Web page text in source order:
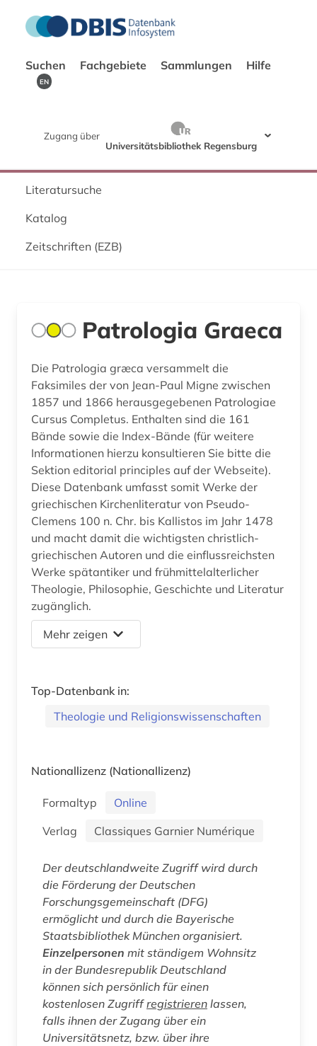
Suchen Fachgebiete Sammlungen Hilfe
EN
Zugang über
Universitätsbibliothek Regensburg
Literatursuche
Katalog
Zeitschriften (EZB)
Patrologia Graeca
Die Patrologia græca versammelt die
Faksimiles der von Jean-Paul Migne zwischen
1857 und 1866 herausgegebenen Patrologiae
Cursus Completus. Enthalten sind die 161
Bände sowie die Index-Bände (für weitere
Informationen hierzu konsultieren Sie bitte die
Sektion editorial principles auf der Webseite).
Diese Datenbank umfasst somit Werke der
griechischen Kirchenliteratur von Pseudo-
Clemens 100 n. Chr. bis Kallistos im Jahr 1478
und macht damit die wichtigsten christlich-
griechischen Autoren und die einflussreichsten
Werke spätantiker und frühmittelalterlicher
Theologie, Philosophie, Geschichte und Literatur
zugänglich.
Mehr zeigen
Top-Datenbank in:
Theologie und Religionswissenschaften
Nationallizenz (Nationallizenz)
Formaltyp
Online
Verlag
Classiques Garnier Numérique
Der deutschlandweite Zugriff wird durch
die Förderung der Deutschen
Forschungsgemeinschaft (DFG)
ermöglicht und durch die Bayerische
Staatsbibliothek München organisiert.
Einzelpersonen mit ständigem Wohnsitz
in der Bundesrepublik Deutschland
können sich persönlich für einen
kostenlosen Zugriffregistrieren lassen,
falls ihnen der Zugang über ein
Universitätsnetz, bzw. über ihre